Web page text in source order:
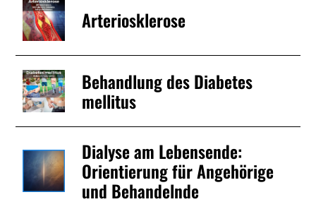
Arteriosklerose
Behandlung des Diabetes
mellitus
Dialyse am Lebensende:
Orientierung für Angehörige
und Behandelnde